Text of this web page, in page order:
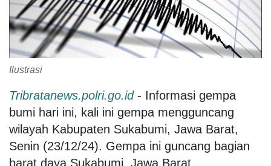
Ilustrasi
Tribratanews.polri.go.id - Informasi gempa
bumi hari ini, kali ini gempa mengguncang
wilayah Kabupaten Sukabumi, Jawa Barat,
Senin (23/12/24). Gempa ini guncang bagian
barat daya Sukabumi, Jawa Barat.